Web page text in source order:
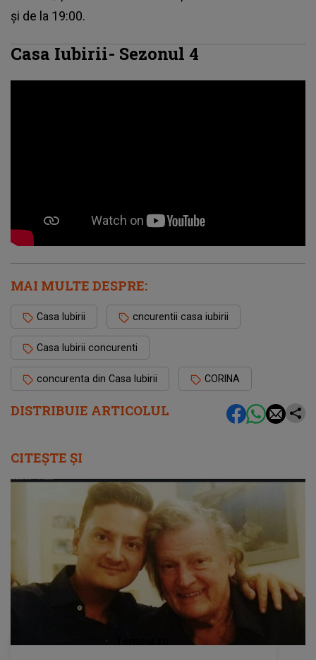
DISTRIBUIE ARTICOLUL
și de la 19:00.
Casa Iubirii- Sezonul 4
MAI MULTE DESPRE:
Casa Iubirii cncurentii casa iubirii
Casa Iubirii concurenti
concurenta din Casa Iubirii CORINA
CITEȘTE ȘI